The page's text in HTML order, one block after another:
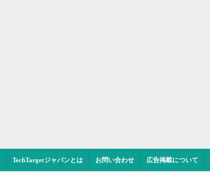
TechTargetジャパンとは お問い合わせ 広告掲載について